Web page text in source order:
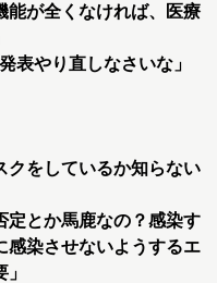
能が全くなければ、医療
表やり直しなさいな」
クをしているか知らない
定とか馬鹿なの？感染す
感染させないようするエ